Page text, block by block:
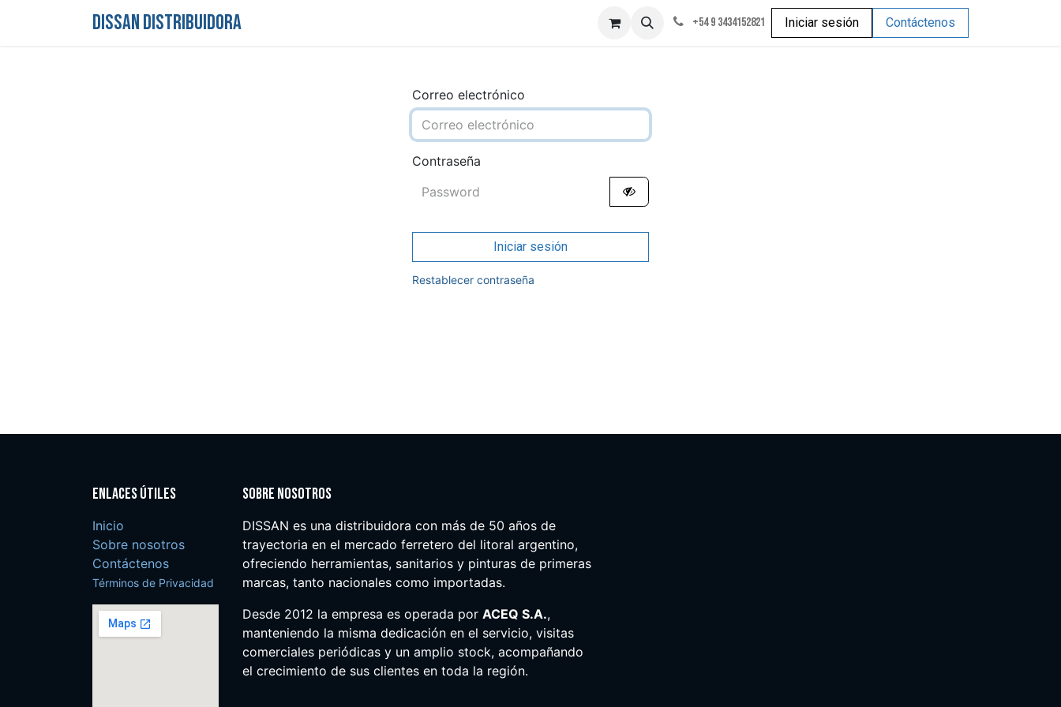
DISSAN DISTRIBUIDORA +54 9 3434152821 Iniciar sesión Contáctenos
Correo electrónico
Contraseña
Iniciar sesión
Restablecer contraseña
Enlaces útiles
Inicio
Sobre nosotros
Contáctenos
Términos de Privacidad
Sobre nosotros
DISSAN es una distribuidora con más de 50 años de
trayectoria en el mercado ferretero del litoral argentino,
ofreciendo herramientas, sanitarios y pinturas de primeras
marcas, tanto nacionales como importadas.
Desde 2012 la empresa es operada por ACEQ S.A.,
manteniendo la misma dedicación en el servicio, visitas
comerciales periódicas y un amplio stock, acompañando
el crecimiento de sus clientes en toda la región.